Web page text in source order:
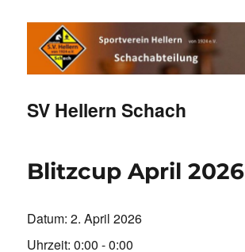
SV Hellern Schach
Blitzcup April 2026
Datum:2. April 2026
Uhrzeit:0:00 - 0:00